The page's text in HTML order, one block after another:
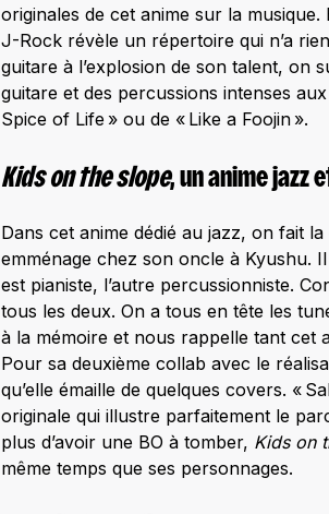
originales de cet anime sur la
J-Rock révèle un répertoire qui n’a
guitare à l’explosion de son talent, on
guitare et des percussions intenses
Spice of Life » ou de « Like a Foojin ».
Kids on the slope, un anime jazz
Dans cet anime dédié au jazz, on fait
emménage chez son oncle à Kyushu.
est pianiste, l’autre percussionniste.
tous les deux. On a tous en tête les
à la mémoire et nous rappelle tant cet
Pour sa deuxième collab avec le
qu’elle émaille de quelques covers. «
originale qui illustre parfaitement le
plus d’avoir une BO à tomber, Kids on
même temps que ses personnages.